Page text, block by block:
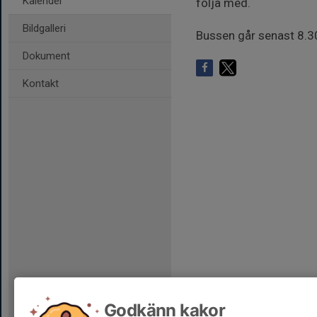
Bildgalleri
Dokument
Kontakt
följa med.
Bussen går senast
Godkänn kakor